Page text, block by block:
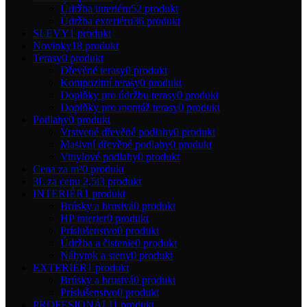
Údržba interiéru52 produkt
Údržba exteriéru36 produkt
SLEVY1 produkt
Novinky18 produkt
Terasy0 produkt
Dřevěné terasy0 produkt
Kompozitní terasy0 produkt
Doplňky pro údržbu terasy0 produkt
Doplňky pro montáž terasy0 produkt
Podlahy0 produkt
Vrstvené dřevěné podlahy0 produkt
Masivní dřevěné podlahy0 produkt
Vinylové podlahy0 produkt
Cena za m²0 produkt
3L za cenu 2,5l3 produkt
INTERIÉR1 produkt
Brúsky a brusivá0 produkt
HP interier0 produkt
Príslušenstvo0 produkt
Údržba a čistenie0 produkt
Nábytok a steny0 produkt
EXTERIÉR1 produkt
Brúsky a brusivá0 produkt
Príslušenstvo0 produkt
PROFESIONÁLI1 produkt